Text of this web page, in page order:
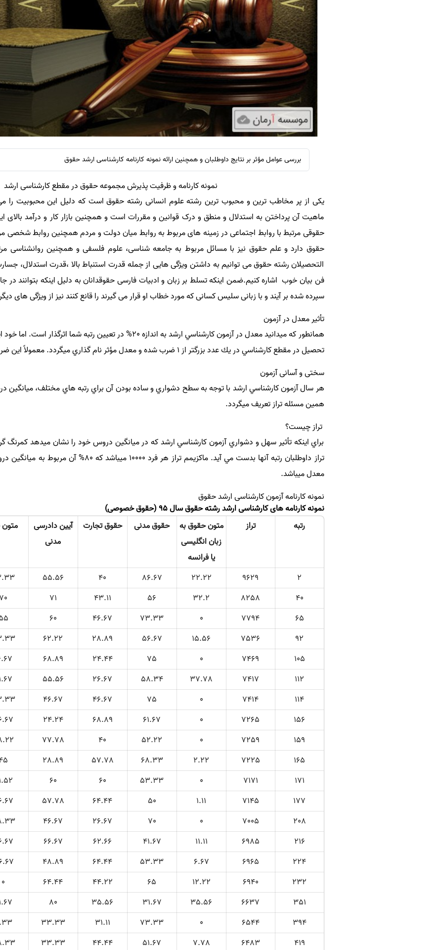
بررسی عوامل مؤثر بر نتایج داوطلبان و همچنین ارائه نمونه کارنامه کارشناسی ارشد حقوق
نمونه کارنامه و ظرفیت پذیرش مجموعه حقوق در مقطع کارشناسی ارشد
یکی از پر مخاطب ترین و محبوب ترین رشته علوم انسانی رشته حقوق است که دلیل این محبوبیت را
ماهیت آن پرداختن به استدلال و منطق و درک قوانین و مقررات است و همچنین بازار کار و درآمد بالای
حقوقی مرتبط با روابط اجتماعی در زمینه های مربوط به روابط میان دولت و مردم همچنین روابط
حقوق دارد و علم حقوق نیز با مسائل مربوط به جامعه شناسی، علوم فلسفی و همچنین روانشناسی
التحصیلان رشته حقوق می توانیم به داشتن ویژگی هایی از جمله قدرت استنباط بالا ،قدرت استدلال،
فن بیان خوب اشاره کنیم.ضمن اینکه تسلط بر زبان و ادبیات فارسی حقوقدانان به دلیل اینکه بتوانند در
سپرده شده بر آیند و با زبانی سلیس کسانی که مورد خطاب او قرار می گیرند را قانع کنند نیز از ویژگی های
تأثير معدل در آزمون
همانطور كه مي­دانيد معدل در آزمون كارشناسي ارشد به اندازه 20% در تعيين
تحصيل در مقطع كارشناسي در يك عدد بزرگتر از 1 ضرب شده و معدل مؤثر نام گذاري ميگردد. معمولاً اين ضريب بين 1 تا 1/1 مي­باشد.
سختی و آسانی آزمون
هر سال آزمون كارشناسي ارشد با توجه به سطح دشواري و ساده بودن آن براي رتبه هاي مختلف، ميانگين
همين مسئله تراز تعريف ميگردد.
تراز چيست؟
براي اينكه تأثير سهل و دشواري آزمون كارشناسي ارشد كه در ميانگين دروس خود را نشان مي­دهد كمرنگ
معدل مي­باشد.
نمونه كارنامه آزمون كارشناسی ارشد حقوق
نمونه کارنامه های کارشناسی ارشد رشته حقوق سال 95 (حقوق خصوصی)
رتبه
تراز
متون حقوق به
زبان انگلیسی
یا فرانسه
حقوق مدنی حقوق تجارت
آیین دادرسی
مدنی
2
9629
22.22
86.67
40
55.56
40
8258
32.2
56
43.11
71
70
65
7794
0
73.33
46.67
60
92
7536
15.56
56.67
28.89
62.22
105
7469
0
75
24.44
68.89
112
7417
37.78
58.34
26.67
55.56
114
7414
0
75
46.67
46.67
156
7265
0
61.67
68.89
24.24
159
7259
0
52.22
40
77.78
165
7225
2.22
68.33
57.78
28.89
171
7171
0
53.33
60
60
177
7145
1.11
50
64.44
57.78
208
7005
0
70
26.67
46.67
216
6985
11.11
41.67
62.66
66.67
224
6965
6.67
53.33
64.44
48.89
232
6940
12.22
65
44.22
64.44
0
351
6637
35.56
31.67
35.56
80
394
6544
0
73.33
31.11
33.33
419
6483
7.78
51.67
44.44
33.33